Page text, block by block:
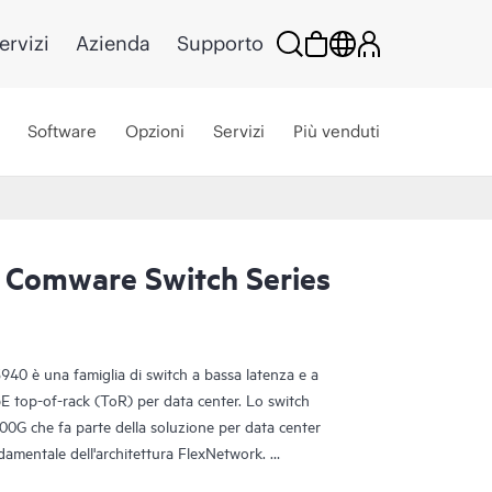
Azienda Supporto
Software Opzioni Servizi Più venduti
Switch Series
è una famiglia di switch a bassa latenza e a
top-of-rack (ToR) per data center. Lo switch
che fa parte della soluzione per data center
dell'architettura FlexNetwork.